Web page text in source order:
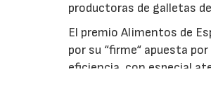
productoras de galletas
El premio Alimentos de
por su “firme“ apuesta
eficiencia, con especial